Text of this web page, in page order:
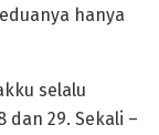
hanya
selalu
dan 29. Sekali –